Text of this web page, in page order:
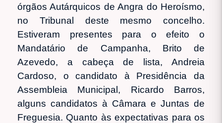
órgãos Autárquicos de Angra do Heroísmo,
no Tribunal deste mesmo concelho.
Estiveram presentes para o efeito o
Mandatário de Campanha, Brito de
Azevedo, a cabeça de lista, Andreia
Cardoso, o candidato à Presidência da
Assembleia Municipal, Ricardo Barros,
alguns candidatos à Câmara e Juntas de
Freguesia. Quanto às expectativas para os